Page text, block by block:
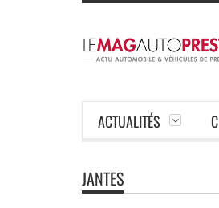
ACTUALITÉS
JANTES